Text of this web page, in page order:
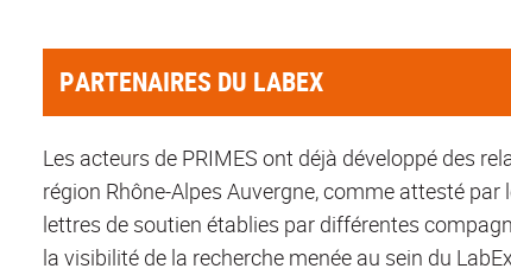
PARTENAIRES DU LABEX
Les acteurs de PRIMES ont déjà développé des
région Rhône-Alpes Auvergne, comme attesté
lettres de soutien établies par différentes
la visibilité de la recherche menée au sein du